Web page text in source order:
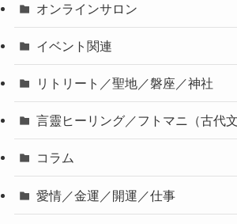
オンラインサロン
イベント関連
リトリート／聖地／磐座／神社
言靈ヒーリング／フトマニ（古代文
コラム
愛情／金運／開運／仕事